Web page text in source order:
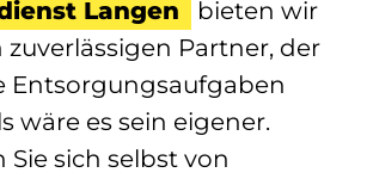
Langen
bieten wir
Partner, der
Entsorgungsaufgaben
wäre es sein eigener.
Sie sich selbst von